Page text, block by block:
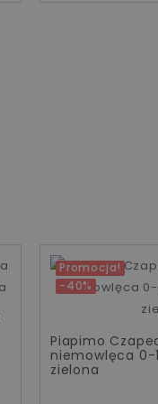
Promocja!
-40%
Piapimo
niemowlęca
zielona